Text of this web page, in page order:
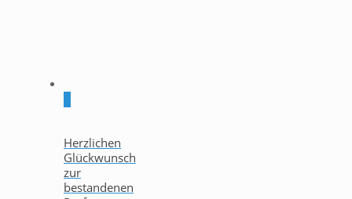
Herzlichen
Glückwunsch
zur
bestandenen